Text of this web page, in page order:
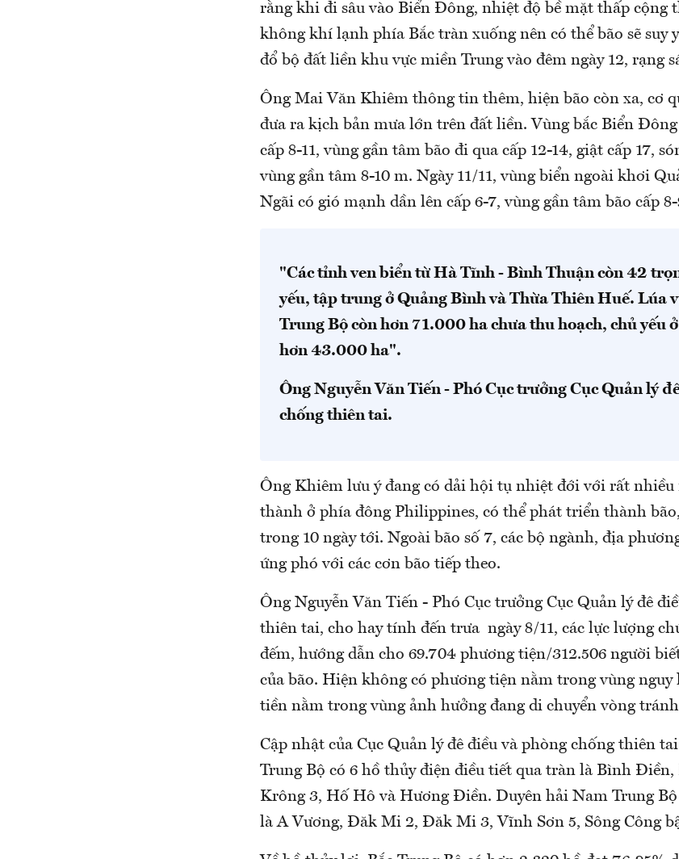
rằng khi đi sâu vào Biển Đông, nhiệt độ bề mặt thấp cộng
không khí lạnh phía Bắc tràn xuống nên có thể bão sẽ suy
đổ bộ đất liền khu vực miền Trung vào đêm ngày 12, rạng
Ông Mai Văn Khiêm thông tin thêm, hiện bão còn xa, cơ
đưa ra kịch bản mưa lớn trên đất liền. Vùng bắc Biển
cấp 8-11, vùng gần tâm bão đi qua cấp 12-14, giật cấp 17,
vùng gần tâm 8-10 m. Ngày 11/11, vùng biển ngoài khơi
Ngãi có gió mạnh dần lên cấp 6-7, vùng gần tâm bão cấp 8-
"Các tỉnh ven biển từ Hà Tĩnh - Bình Thuận còn 42
yếu, tập trung ở Quảng Bình và Thừa Thiên Huế. Lúa
Trung Bộ còn hơn 71.000 ha chưa thu hoạch, chủ yếu
hơn 43.000 ha".
Ông Nguyễn Văn Tiến - Phó Cục trưởng Cục Quản lý
chống thiên tai.
Ông Khiêm lưu ý đang có dải hội tụ nhiệt đới với rất
thành ở phía đông Philippines, có thể phát triển thành
trong 10 ngày tới. Ngoài bão số 7, các bộ ngành, địa
ứng phó với các cơn bão tiếp theo.
Ông Nguyễn Văn Tiến - Phó Cục trưởng Cục Quản lý đê
thiên tai, cho hay tính đến trưa ngày 8/11, các lực lượng
đếm, hướng dẫn cho 69.704 phương tiện/312.506 người
của bão. Hiện không có phương tiện nằm trong vùng nguy
tiền nằm trong vùng ảnh hưởng đang di chuyển vòng
Cập nhật của Cục Quản lý đê điều và phòng chống thiên
Trung Bộ có 6 hồ thủy điện điều tiết qua tràn là Bình
Krông 3, Hố Hô và Hương Điền. Duyên hải Nam Trung
là A Vương, Đăk Mi 2, Đăk Mi 3, Vĩnh Sơn 5, Sông Công